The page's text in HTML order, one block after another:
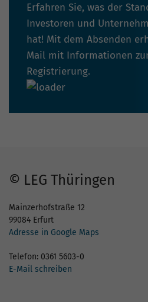
Erfahren Sie, was der
Investoren und
hat! Mit dem Absenden
Mail mit Informationen
Registrierung.
© LEG Thüringen
Mainzerhofstraße 12
99084 Erfurt
Adresse in Google Maps
Telefon: 0361 5603-0
E-Mail schreiben